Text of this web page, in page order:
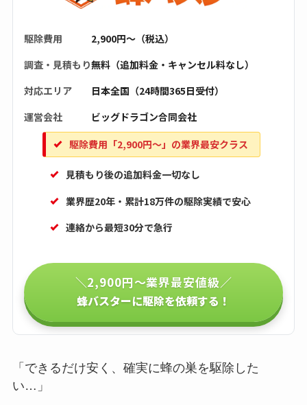
駆除費用
2,900円〜（税込）
調査・見積もり無料（追加料金・キャンセル料なし）
対応エリア
日本全国（24時間365日受付）
運営会社
ビッグドラゴン合同会社
駆除費用「2,900円〜」の業界最安クラス
見積もり後の追加料金一切なし
業界歴20年・累計18万件の駆除実績で安心
連絡から最短30分で急行
＼2,900円〜業界最安値級／
蜂バスターに駆除を依頼する！
「できるだけ安く、確実に蜂の巣を駆除した
い…」